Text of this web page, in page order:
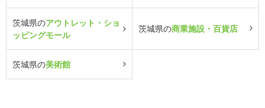
茨城県のアウトレット・ショ
ッピングモール
茨城県の商業施設・百貨店
茨城県の美術館